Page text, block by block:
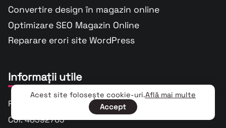
Convertire design în magazin online
Optimizare SEO Magazin Online
Reparare erori site WordPress
Informații utile
RIAN DIGITAL MARKETING SRL
CUI: 48592705
Acest site folosește cookie-uri.Află mai multe
Accept